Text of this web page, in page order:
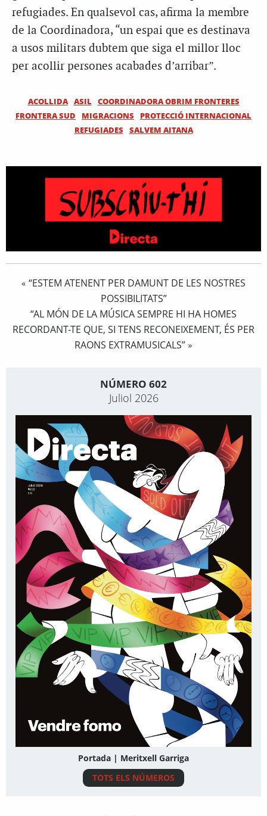
refugiades. En qualsevol cas, afirma la membre
de la Coordinadora, “un espai que es destinava
a usos militars dubtem que siga el millor lloc
per acollir persones acabades d’arribar”.
ACOLLIDA ASIL
COORDINADORA OBRIM FRONTERES
FRONTERA SUD
MIGRACIONS
PROTECCIÓ INTERNACIONAL
REFUGIADES
SALVEM AITANA
« “ESTEM ATENENT PER DAMUNT DE LES NOSTRES
POSSIBILITATS”
“AL MÓN DE LA MÚSICA SEMPRE HI HA HOMES
RECORDANT-TE QUE, SI TENS RECONEIXEMENT, ÉS PER
RAONS EXTRAMUSICALS” »
NÚMERO 602
Juliol 2026
Portada | Meritxell Garriga
TOTS ELS NÚMEROS